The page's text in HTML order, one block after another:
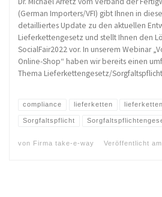
(German Importers/VFI) gibt Ihnen in
detailliertes Update zu den aktuellen
Lieferkettengesetz und stellt Ihnen den
SocialFair2022 vor. In unserem Webinar
Online-Shop“ haben wir bereits einen
Thema Lieferkettengesetz/
compliance lieferketten
Sorgfaltspflicht
von Firma take-e-way Veröffentlicht am